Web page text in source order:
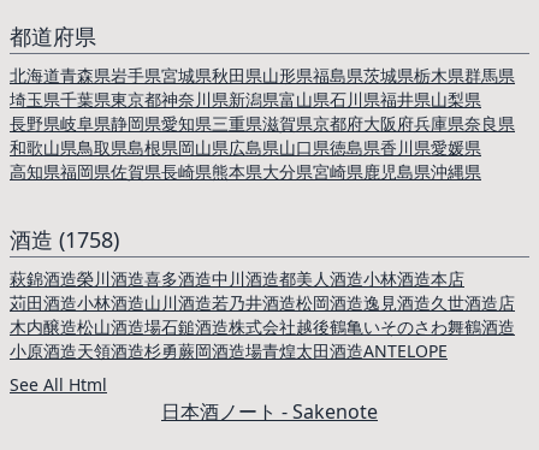
都道府県
北海道青森県岩手県宮城県秋田県山形県福島県茨城県栃木県群馬県
埼玉県千葉県東京都神奈川県新潟県富山県石川県福井県山梨県
長野県岐阜県静岡県愛知県三重県滋賀県京都府大阪府兵庫県奈良県
和歌山県鳥取県島根県岡山県広島県山口県徳島県香川県愛媛県
高知県福岡県佐賀県長崎県熊本県大分県宮崎県鹿児島県沖縄県
酒造 (1758)
萩錦酒造榮川酒造喜多酒造中川酒造都美人酒造小林酒造本店
苅田酒造小林酒造山川酒造若乃井酒造松岡酒造逸見酒造久世酒造店
木内醸造松山酒造場石鎚酒造株式会社越後鶴亀いそのさわ舞鶴酒造
小原酒造天領酒造杉勇蕨岡酒造場青煌太田酒造ANTELOPE
See All Html
日本酒ノート - Sakenote